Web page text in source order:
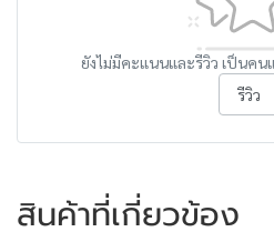
ยังไม่มีคะแนนและรีวิว เป็นค
รีวิว
สินค้าที่เกี่ยวข้อง